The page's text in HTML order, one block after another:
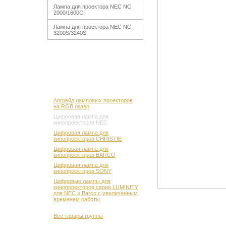
Лампа для проектора NEC NC
2000/1600C
Лампа для проектора NEC NC
3200S/3240S
Апгрейд ламповых проекторов
на RGB лазер
Цифровая лампа для
кинопроекторов NEC
Цифровая лампа для
кинопроекторов CHRISTIE
Цифровая лампа для
кинопроекторов BARCO
Цифровая лампа для
кинопроекторов SONY
Цифровые лампы для
кинопроекторов серии LUMINITY
для NEC и Barco с увеличенным
временем работы
Все товары группы